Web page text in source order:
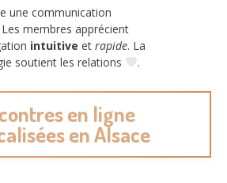
une communication
membres apprécient
intuitive et rapide. La
soutient les relations
.
en ligne
en Alsace